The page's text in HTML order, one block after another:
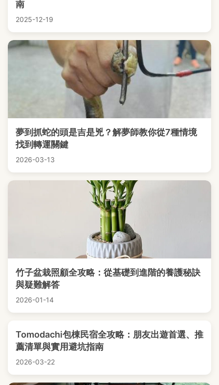
南
2025-12-19
夢到抓蛇的頭是吉是兇？解夢師教你從7種情境
找到轉運關鍵
2026-03-13
竹子盆栽照顧全攻略：從基礎到進階的養護秘訣
與疑難解答
2026-01-14
Tomodachi包棟民宿全攻略：朋友出遊首選、推
薦清單與實用避坑指南
2026-03-22